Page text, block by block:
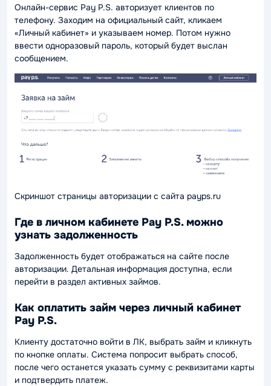
Онлайн-сервис Pay P.S. авторизует клиентов по
телефону. Заходим на официальный сайт, кликаем
«Личный кабинет» и указываем номер. Потом нужно
ввести одноразовый пароль, который будет выслан
сообщением.
Скриншот страницы авторизации с сайта payps.ru
Где в личном кабинете Pay P.S. можно
узнать задолженность
Задолженность будет отображаться на сайте после
авторизации. Детальная информация доступна, если
перейти в раздел активных займов.
Как оплатить займ через личный кабинет
Pay P.S.
Клиенту достаточно войти в ЛК, выбрать займ и кликнуть
по кнопке оплаты. Система попросит выбрать способ,
после чего останется указать сумму с реквизитами карты
и подтвердить платеж.